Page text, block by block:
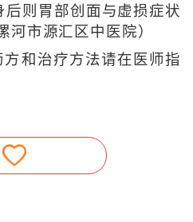
则胃部创面与虚损症状
河市源汇区中医院）
方和治疗方法请在医师指